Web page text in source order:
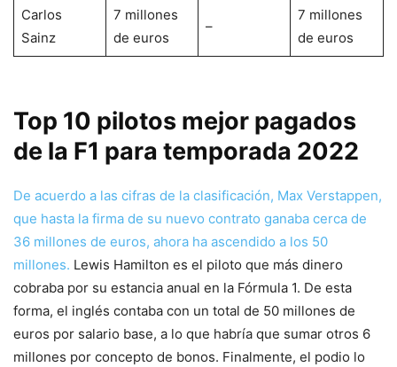
Carlos
Sainz
7 millones
de euros
–
7 millones
de euros
Top 10 pilotos mejor pagados
de la F1 para temporada 2022
De acuerdo a las cifras de la clasificación, Max Verstappen,
que hasta la firma de su nuevo contrato ganaba cerca de
36 millones de euros, ahora ha ascendido a los 50
millones. Lewis Hamilton es el piloto que más dinero
cobraba por su estancia anual en la Fórmula 1. De esta
forma, el inglés contaba con un total de 50 millones de
euros por salario base, a lo que habría que sumar otros 6
millones por concepto de bonos. Finalmente, el podio lo